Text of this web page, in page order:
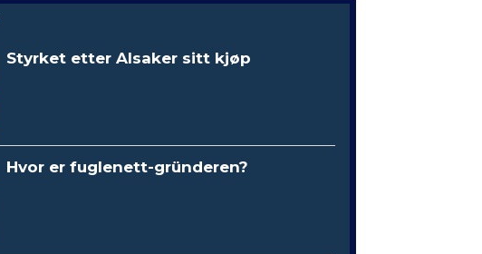
Styrket etter Alsaker sitt kjøp
Hvor er fuglenett-gründeren?